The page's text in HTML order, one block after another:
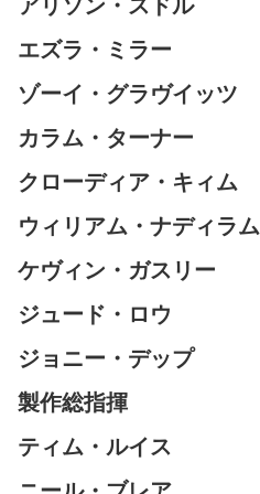
アリソン・スドル
エズラ・ミラー
ゾーイ・グラヴイッツ
カラム・ターナー
クローディア・キィム
ウィリアム・ナディラム
ケヴィン・ガスリー
ジュード・ロウ
ジョニー・デップ
製作総指揮
ティム・ルイス